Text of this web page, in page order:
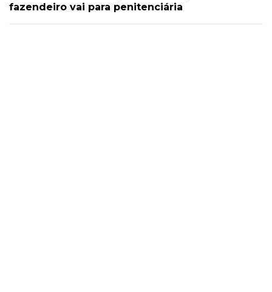
fazendeiro vai para penitenciária